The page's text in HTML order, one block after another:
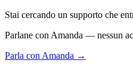
Stai cercando un supporto che
Parlane con Amanda — nessun
Parla con Amanda →